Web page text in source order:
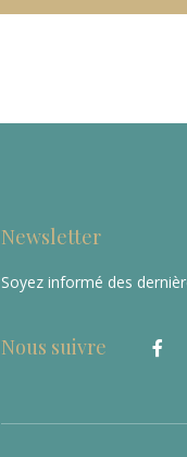
Newsletter
Soyez informé des
Nous suivre